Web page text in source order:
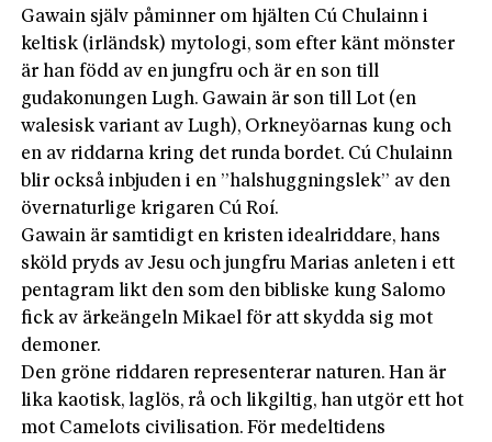
Gawain själv påminner om hjälten Cú Chulainn i
keltisk (irländsk) mytologi, som efter känt mönster
är han född av en jungfru och är en son till
gudakonungen Lugh. Gawain är son till Lot (en
walesisk variant av Lugh), Orkneyöarnas kung och
en av riddarna kring det runda bordet. Cú Chulainn
blir också inbjuden i en ”halshuggningslek” av den
övernaturlige krigaren Cú Roí.
Gawain är samtidigt en kristen idealriddare, hans
sköld pryds av Jesu och jungfru Marias anleten i ett
pentagram likt den som den bibliske kung Salomo
fick av ärkeängeln Mikael för att skydda sig mot
demoner.
Den gröne riddaren representerar naturen. Han är
lika kaotisk, laglös, rå och likgiltig, han utgör ett hot
mot Camelots civilisation. För medeltidens